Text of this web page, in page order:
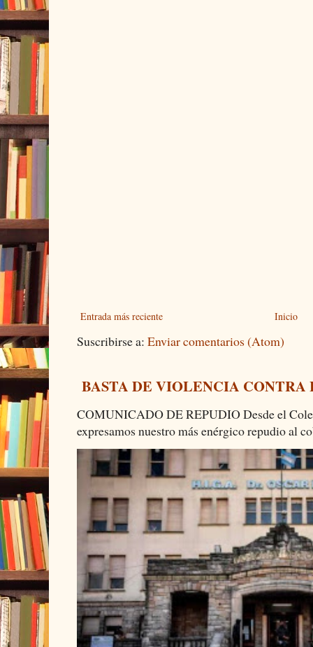
Entrada más reciente Inicio
Suscribirse a: Enviar comentarios (Atom)
BASTA DE VIOLENCIA
COMUNICADO DE REPUDIO Desde el
expresamos nuestro más enérgico repudio al